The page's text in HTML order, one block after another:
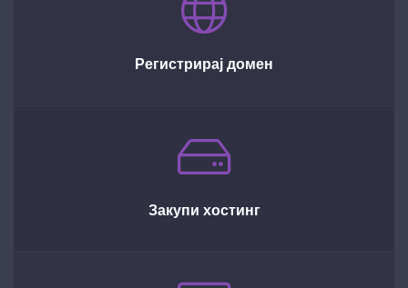
Регистрирај домен
Закупи хостинг